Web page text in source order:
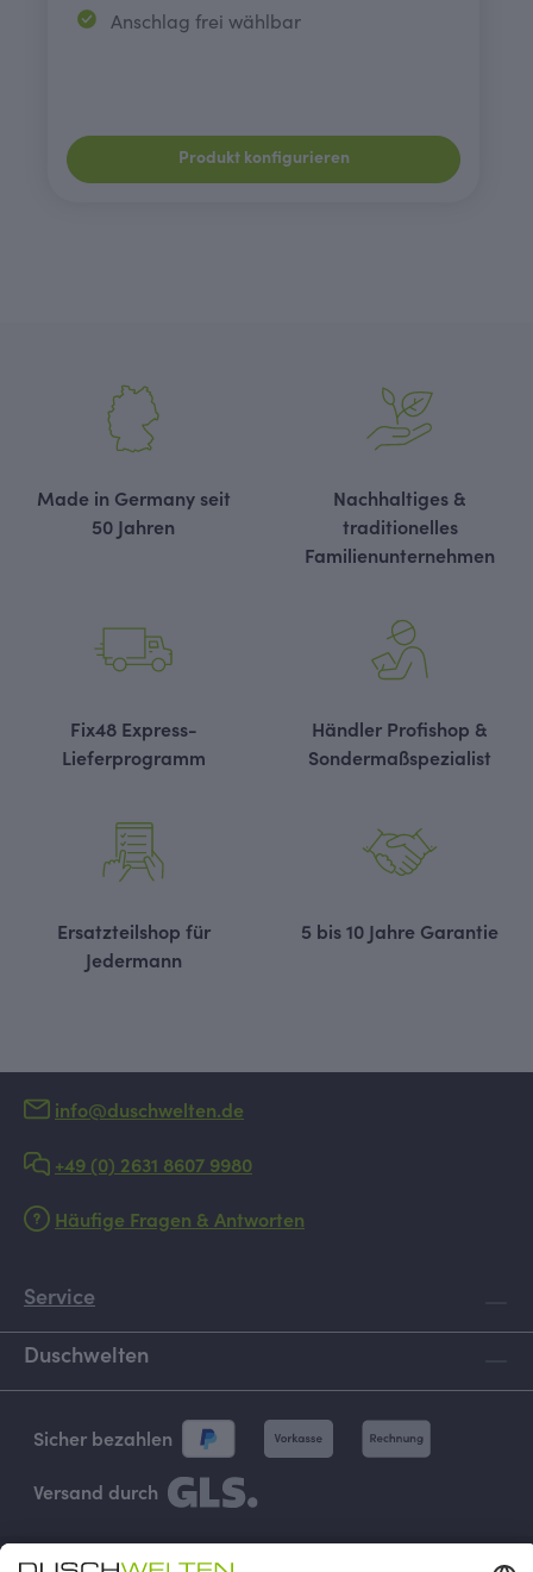
Anschlag frei wählbar
Produkt konfigurieren
Made in Germany seit
50 Jahren
Nachhaltiges &
traditionelles
Familienunternehmen
Fix48 Express-
Lieferprogramm
Händler Profishop &
Sondermaßspezialist
Ersatzteilshop für
Jedermann
5 bis 10 Jahre Garantie
info@duschwelten.de
+49 (0) 2631 8607 9980
Häufige Fragen & Antworten
Service
Duschwelten
Sicher bezahlen
Versand durch